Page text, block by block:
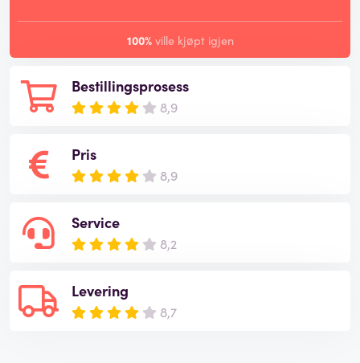
Bestillingsprosess
8,9
Pris
8,9
Service
8,2
Levering
8,7
100% ville kjøpt igjen